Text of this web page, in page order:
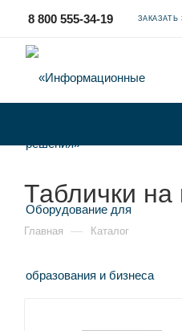
8 800 555-34-19 ЗАКАЗАТЬ
Таблички на
Главная — Каталог